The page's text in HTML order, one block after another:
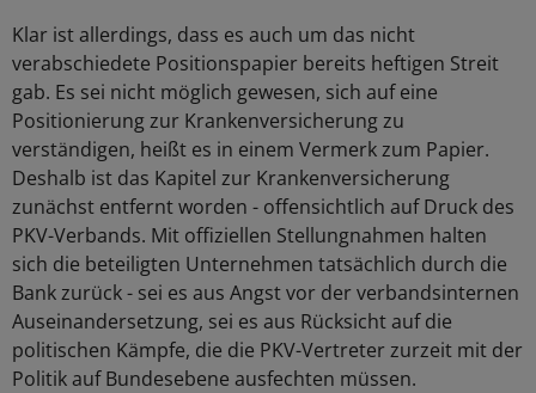
Klar ist allerdings, dass es auch um das nicht
verabschiedete Positionspapier bereits heftigen Streit
gab. Es sei nicht möglich gewesen, sich auf eine
Positionierung zur Krankenversicherung zu
verständigen, heißt es in einem Vermerk zum Papier.
Deshalb ist das Kapitel zur Krankenversicherung
zunächst entfernt worden - offensichtlich auf Druck des
PKV-Verbands. Mit offiziellen Stellungnahmen halten
sich die beteiligten Unternehmen tatsächlich durch die
Bank zurück - sei es aus Angst vor der verbandsinternen
Auseinandersetzung, sei es aus Rücksicht auf die
politischen Kämpfe, die die PKV-Vertreter zurzeit mit der
Politik auf Bundesebene ausfechten müssen.